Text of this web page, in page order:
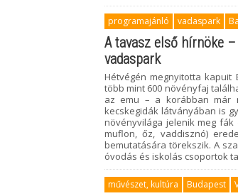
programajánló vadaspark
A tavasz első hírnöke
vadaspark
Hétvégén megnyitotta kapuit
több mint 600 növényfaj
az emu – a korábban már
kecskegidák látványában is
növényvilága jelenik meg
muflon, őz, vaddisznó)
bemutatására törekszik. A
óvodás és iskolás csoportok
művészet, kultúra Budapest